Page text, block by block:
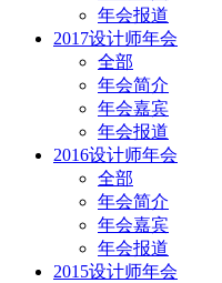
年会报道
2017设计师年会
全部
年会简介
年会嘉宾
年会报道
2016设计师年会
全部
年会简介
年会嘉宾
年会报道
2015设计师年会